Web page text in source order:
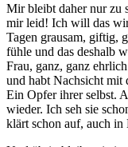
Mir bleibt daher nur zu
mir leid! Ich will das
Tagen grausam, giftig,
fühle und das deshalb
Frau, ganz, ganz
und habt Nachsicht mit
Ein Opfer ihrer selbst.
wieder. Ich seh sie
klärt schon auf, auch